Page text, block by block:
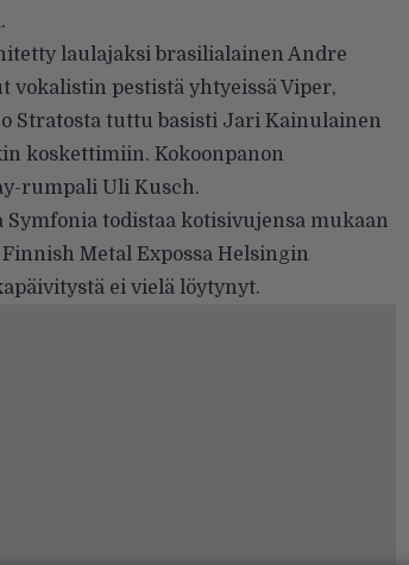
laulajaksi brasilialainen Andre
vokalistin pestistä yhtyeissä Viper,
Stratosta tuttu basisti Jari Kainulainen
koskettimiin. Kokoonpanon
rumpali Uli Kusch.
todistaa kotisivujensa mukaan
Metal Expossa Helsingin
ei vielä löytynyt.